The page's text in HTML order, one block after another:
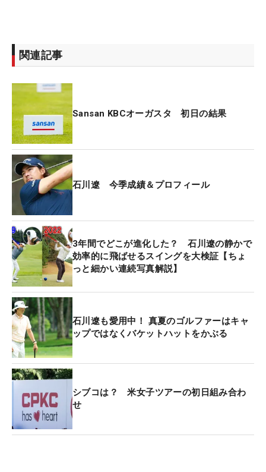
◇24日◇芥屋ゴルフ倶楽部（福岡県）◇7216ヤー
ド・パー72＞
前半の16番では2メートル、17番では「プッシュア
ウトした」と70センチのパーパットを外して、一時
は2オーバーとなった石川遼だったが、「バシッと
決まるまでに8ホールかかった。18番からは全体的
に良かった」といいパットを打つことにフォーカス
して、1アンダーまで戻して初日を終えた。
「ドライバーもすごく良かったですし、明日にまた
つながる感じにはなったと思います」。そのドライ
バーには以前までのブルーのシャフト『Tour AD PT-
6X』ではなく、シルバーのシャフトが挿さってい
た。今週から同じグラファイトデザインの『Tour
AD TP-6S』に変更している。
「フレックスはS表記ですが、先端をカットしてい
るので“SX”と呼んでいます」というシャフトは、
2016年発売のモデルで新しいわけではない。これま
で石川は“X”や“TX（ダブルエックス相当）”といった
硬いシャフトを好んできたが、「ここ10年で一番や
関連記事
Sansan KBCオーガスタ 初日の結果
石川遼 今季成績＆プロフィール
3年間でどこが進化した？ 石川遼の静かで
効率的に飛ばせるスイングを大検証【ちょ
っと細かい連続写真解説】
石川遼も愛用中！ 真夏のゴルファーはキャ
ップではなくバケットハットをかぶる
シブコは？ 米女子ツアーの初日組み合わ
せ